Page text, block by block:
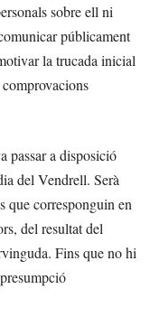
sobre ell ni
públicament
la trucada inicial
passar a disposició
del Vendrell. Serà
que corresponguin en
del resultat del
Fins que no hi